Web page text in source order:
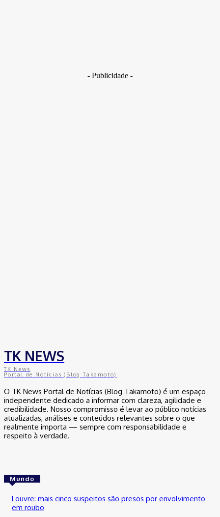
- Publicidade -
TK NEWS
TK News
Portal de Notícias (Blog Takamoto)
O TK News Portal de Notícias (Blog Takamoto) é um espaço
independente dedicado a informar com clareza, agilidade e
credibilidade. Nosso compromisso é levar ao público notícias
atualizadas, análises e conteúdos relevantes sobre o que
realmente importa — sempre com responsabilidade e
respeito à verdade.
Mundo
Louvre: mais cinco suspeitos são presos por envolvimento
em roubo